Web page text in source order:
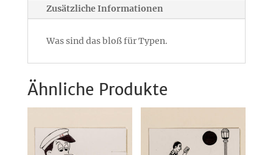
Zusätzliche Informationen
Was sind das bloß für Typen.
Ähnliche Produkte